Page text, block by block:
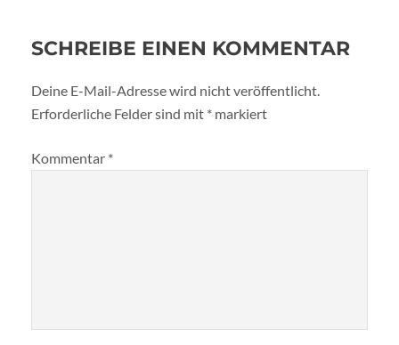
SCHREIBE EINEN KOMMENTAR
Deine E-Mail-Adresse wird nicht veröffentlicht.
Erforderliche Felder sind mit * markiert
Kommentar *